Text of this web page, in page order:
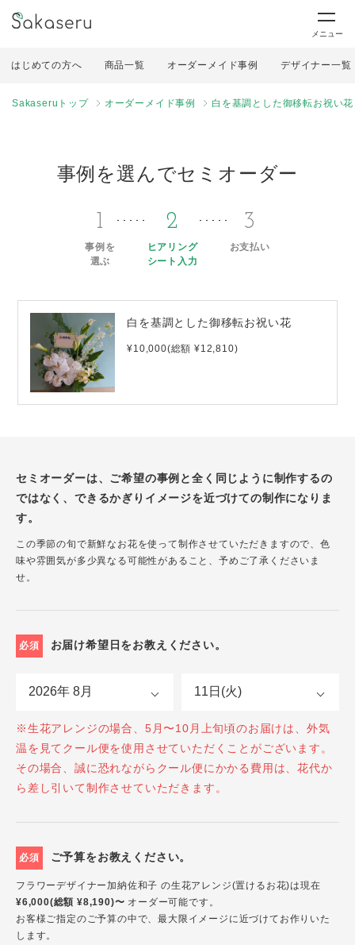
メニュー
はじめての方へ 商品一覧 オーダーメイド事例 デザイナー一覧
Sakaseruトップ オーダーメイド事例 白を基調とした御移転お祝い花
事例を選んでセミオーダー
1
事例を
選ぶ
2
ヒアリング
シート入力
3
お支払い
白を基調とした御移転お祝い花
¥10,000(総額 ¥12,810)
セミオーダーは、ご希望の事例と全く同じように制作するの
ではなく、できるかぎりイメージを近づけての制作になりま
す。
この季節の旬で新鮮なお花を使って制作させていただきますので、色
味や雰囲気が多少異なる可能性があること、予めご了承くださいま
せ。
必須 お届け希望日をお教えください。
※生花アレンジの場合、5月〜10月上旬頃のお届けは、外気
温を見てクール便を使用させていただくことがございます。
その場合、誠に恐れながらクール便にかかる費用は、花代か
ら差し引いて制作させていただきます。
必須 ご予算をお教えください。
フラワーデザイナー加納佐和子 の生花アレンジ(置けるお花)は現在
¥6,000(総額 ¥8,190)〜 オーダー可能です。
お客様ご指定のご予算の中で、最大限イメージに近づけてお作りいた
します。